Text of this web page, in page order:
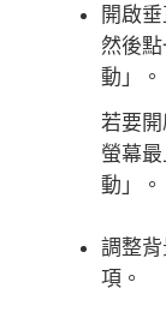
開啟
然後
動」。
若要
螢幕
動」。
調整
項。